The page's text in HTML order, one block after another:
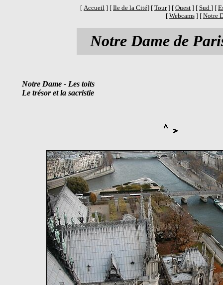
[ Accueil ] [ Ile de la Cité] [ Tour] [ Ouest ] [ Sud ] [
[ Webcams] [ Notre
Notre Dame de
Notre Dame - Les toits
Le trésor et la sacristie